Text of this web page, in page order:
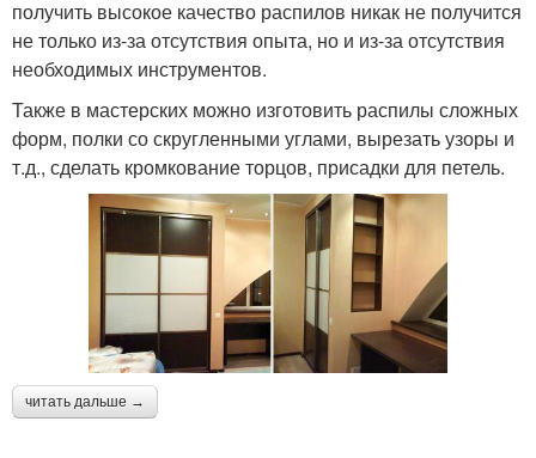
получить высокое качество распилов никак не получится
не только из-за отсутствия опыта, но и из-за отсутствия
необходимых инструментов.
Также в мастерских можно изготовить распилы сложных
форм, полки со скругленными углами, вырезать узоры и
т.д., сделать кромкование торцов, присадки для петель.
читать дальше →